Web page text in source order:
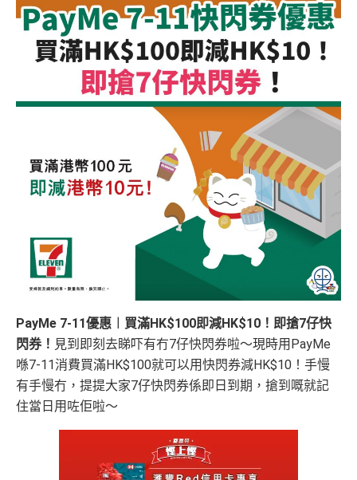
PayMe 7-11優惠︱買滿HK$100即減HK$10！即搶7仔快
閃券！ 見到即刻去睇吓有冇7仔快閃券啦～現時用PayMe
喺7-11消費買滿HK$100就可以用快閃券減HK$10！手慢
有手慢冇，提提大家7仔快閃券係即日到期，搶到嘅就記
住當日用咗佢啦～